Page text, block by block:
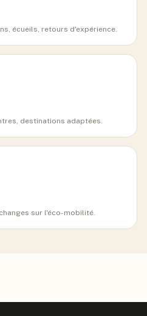
écueils, retours d'expérience.
destinations adaptées.
sur l'éco-mobilité.